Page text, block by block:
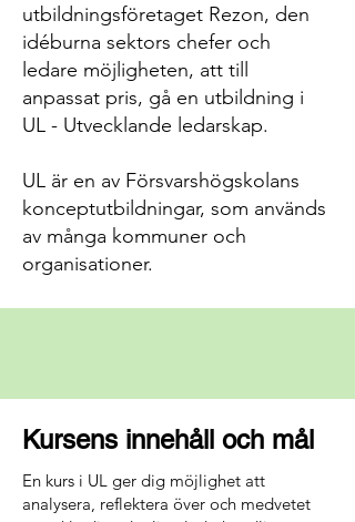
utbildningsföretaget Rezon, den
idéburna sektors chefer och
ledare möjligheten, att till
anpassat pris, gå en utbildning i
UL - Utvecklande ledarskap.
UL är en av Försvarshögskolans
konceptutbildningar, som används
av många kommuner och
organisationer.
Kursens innehåll och mål
En kurs i UL ger dig möjlighet att
analysera, reflektera över och medvetet